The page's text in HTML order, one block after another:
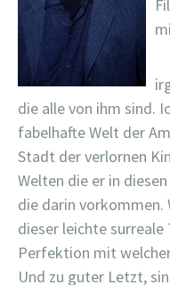
die alle von ihm sind.
fabelhafte Welt der
Stadt der verlornen
Welten die er in
die darin vorkommen.
dieser leichte surreale
Perfektion mit
Und zu guter Letzt,